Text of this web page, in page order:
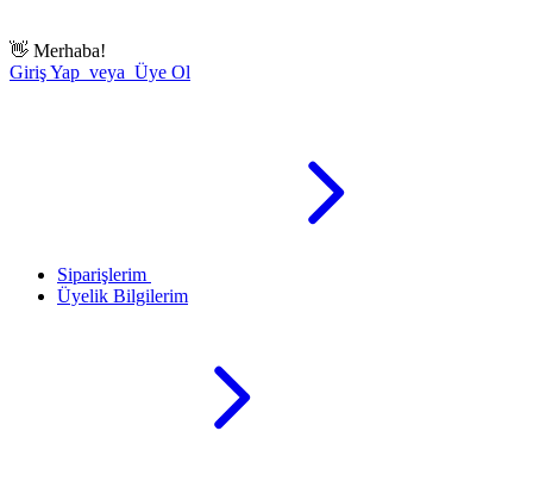
👋 Merhaba!
Giriş Yap veya Üye Ol
Siparişlerim
Üyelik Bilgilerim